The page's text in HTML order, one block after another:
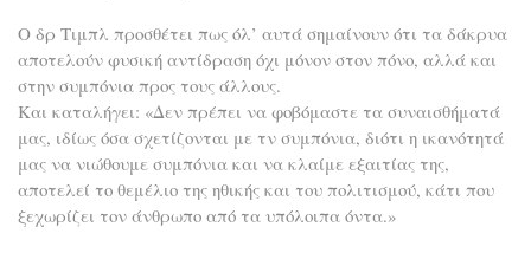
Ο δρ Τιμπλ προσθέτει πως όλ’ αυτά σημαίνουν ότι τα δάκρυα
αποτελούν φυσική αντίδραση όχι μόνον στον πόνο, αλλά και
στην συμπόνια προς τους άλλους.
Και καταλήγει: «Δεν πρέπει να φοβόμαστε τα συναισθήματά
μας, ιδίως όσα σχετίζονται με τν συμπόνια, διότι η ικανότητά
μας να νιώθουμε συμπόνια και να κλαίμε εξαιτίας της,
αποτελεί το θεμέλιο της ηθικής και του πολιτισμού, κάτι που
ξεχωρίζει τον άνθρωπο από τα υπόλοιπα όντα.»